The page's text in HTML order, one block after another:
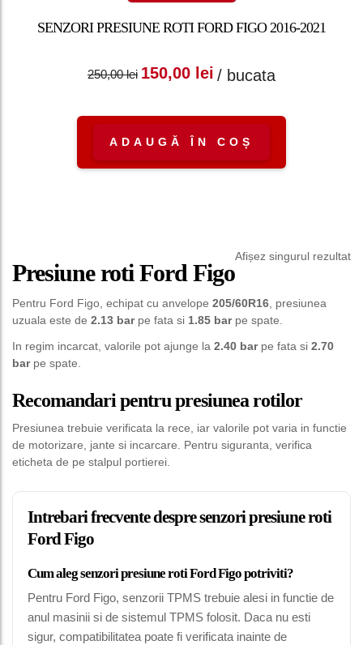
SENZORI PRESIUNE ROTI FORD FIGO 2016-2021
250,00lei
Prețul inițial a fost:
150,00 lei
Prețul curent
/ bucata
ADAUGĂ ÎN COȘ
Afișez singurul rezultat
Presiune roti Ford Figo
Pentru Ford Figo, echipat cu anvelope 205/60R16, presiunea
uzuala este de 2.13 barpe fata si 1.85 barpe spate.
In regim incarcat, valorile pot ajunge la 2.40 barpe fata si 2.70
barpe spate.
Recomandari pentru presiunea rotilor
Presiunea trebuie verificata la rece, iar valorile pot varia in functie
de motorizare, jante si incarcare. Pentru siguranta, verifica
eticheta de pe stalpul portierei.
Intrebari frecvente despre senzori presiune roti
Ford Figo
Cum aleg senzori presiune roti Ford Figo potriviti?
Pentru Ford Figo, senzorii TPMS trebuie alesi in functie de
anul masinii si de sistemul TPMS folosit. Daca nu esti
sigur, compatibilitatea poate fi verificata inainte de